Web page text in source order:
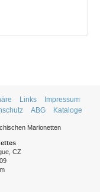
Links
Impressum
ABG Kataloge
Marionetten
CZ